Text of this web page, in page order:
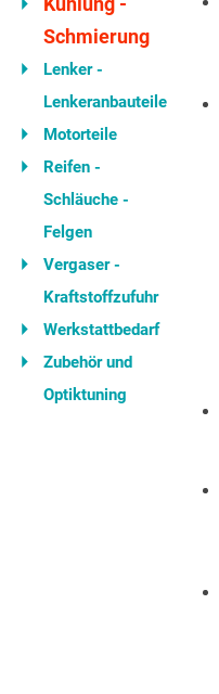
Schmierung
Lenker -
Lenkeranbauteile
Motorteile
Reifen -
Schläuche -
Felgen
Vergaser -
Kraftstoffzufuhr
Werkstattbedarf
Zubehör und
Optiktuning